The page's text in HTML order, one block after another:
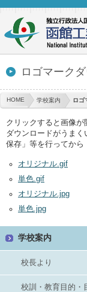
ロゴマーク
HOME 学校案内 ロゴ
クリックすると画像が
ダウンロードがうま
保存」等を行ってから
オリジナル.gif
単色.gif
オリジナル.jpg
単色.jpg
学校案内
校長より
校訓・教育目的・